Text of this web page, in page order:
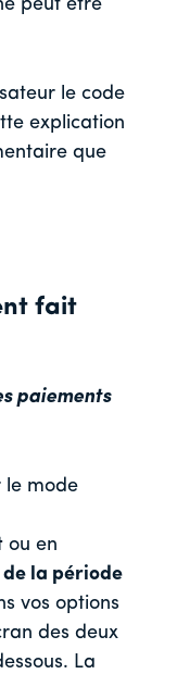
peut être
le code
explication
que
fait
paiements
le mode
ou en
la période
vos options
des deux
La